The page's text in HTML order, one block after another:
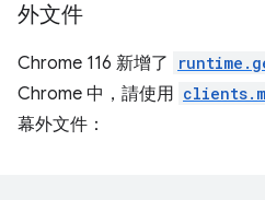
外文件
Chrome 116 新增了
Chrome 中，請使用
幕外文件：